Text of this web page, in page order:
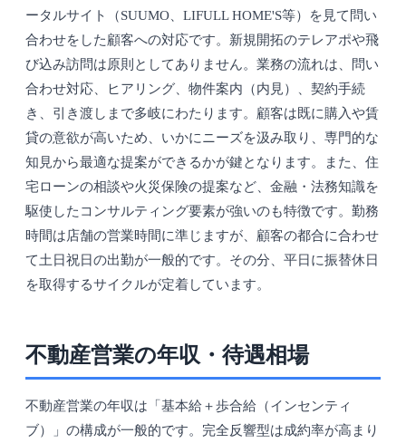
ータルサイト（SUUMO、LIFULL HOME'S等）を見て問い
合わせをした顧客への対応です。新規開拓のテレアポや飛
び込み訪問は原則としてありません。業務の流れは、問い
合わせ対応、ヒアリング、物件案内（内見）、契約手続
き、引き渡しまで多岐にわたります。顧客は既に購入や賃
貸の意欲が高いため、いかにニーズを汲み取り、専門的な
知見から最適な提案ができるかが鍵となります。また、住
宅ローンの相談や火災保険の提案など、金融・法務知識を
駆使したコンサルティング要素が強いのも特徴です。勤務
時間は店舗の営業時間に準じますが、顧客の都合に合わせ
て土日祝日の出勤が一般的です。その分、平日に振替休日
を取得するサイクルが定着しています。
不動産営業の年収・待遇相場
不動産営業の年収は「基本給＋歩合給（インセンティ
ブ）」の構成が一般的です。完全反響型は成約率が高まり